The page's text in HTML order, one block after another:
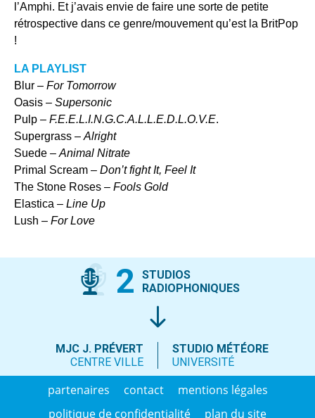
l’Amphi. Et j’avais envie de faire une sorte de petite
rétrospective dans ce genre/mouvement qu’est la BritPop
!
LA PLAYLIST
Blur – For Tomorrow
Oasis – Supersonic
Pulp – F.E.E.L.I.N.G.C.A.L.L.E.D.L.O.V.E.
Supergrass – Alright
Suede – Animal Nitrate
Primal Scream – Don’t fight It, Feel It
The Stone Roses – Fools Gold
Elastica – Line Up
Lush – For Love
2
STUDIOS
RADIOPHONIQUES
MJC J. PRÉVERT
CENTRE VILLE
STUDIO MÉTÉORE
UNIVERSITÉ
partenaires contact
mentions légales
politique de confidentialité
plan du site